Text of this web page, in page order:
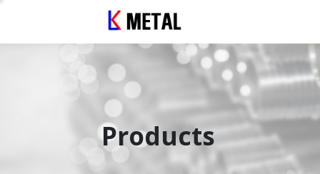
Products